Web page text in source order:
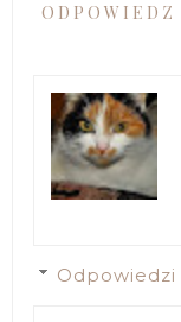
ODPOWIEDZ
Odpowiedzi